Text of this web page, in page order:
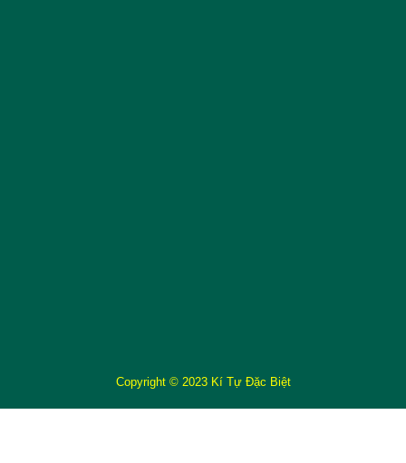
Copyright © 2023 Kí Tự Đặc Biệt